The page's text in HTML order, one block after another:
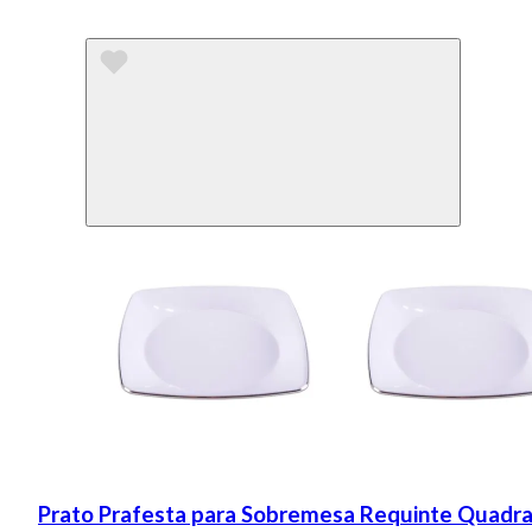
Prato Prafesta para Sobremesa Requinte